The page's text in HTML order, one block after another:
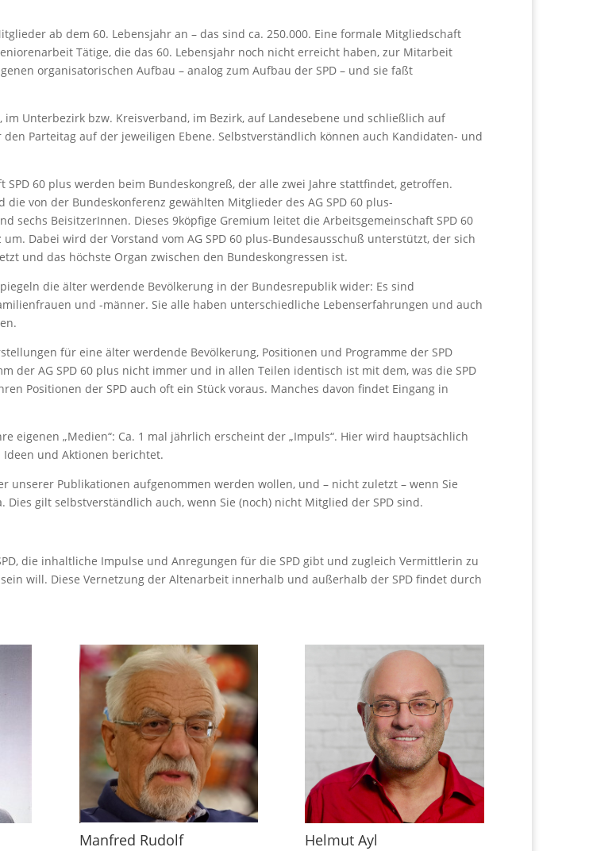
ab dem 60. Lebensjahr an – das sind ca. 250.000. Eine formale Mitgliedschaft
Tätige, die das 60. Lebensjahr noch nicht erreicht haben, zur Mitarbeit
organisatorischen Aufbau – analog zum Aufbau der SPD – und sie faßt
Unterbezirk bzw. Kreisverband, im Bezirk, auf Landesebene und schließlich auf
Parteitag auf der jeweiligen Ebene. Selbstverständlich können auch Kandidaten- und
60 plus werden beim Bundeskongreß, der alle zwei Jahre stattfindet, getroffen.
von der Bundeskonferenz gewählten Mitglieder des AG SPD 60 plus-
sechs BeisitzerInnen. Dieses 9köpfige Gremium leitet die Arbeitsgemeinschaft SPD 60
Dabei wird der Vorstand vom AG SPD 60 plus-Bundesausschuß unterstützt, der sich
und das höchste Organ zwischen den Bundeskongressen ist.
die älter werdende Bevölkerung in der Bundesrepublik wider: Es sind
und -männer. Sie alle haben unterschiedliche Lebenserfahrungen und auch
für eine älter werdende Bevölkerung, Positionen und Programme der SPD
der AG SPD 60 plus nicht immer und in allen Teilen identisch ist mit dem, was die SPD
Positionen der SPD auch oft ein Stück voraus. Manches davon findet Eingang in
eigenen „Medien“: Ca. 1 mal jährlich erscheint der „Impuls“. Hier wird hauptsächlich
und Aktionen berichtet.
unserer Publikationen aufgenommen werden wollen, und – nicht zuletzt – wenn Sie
gilt selbstverständlich auch, wenn Sie (noch) nicht Mitglied der SPD sind.
die inhaltliche Impulse und Anregungen für die SPD gibt und zugleich Vermittlerin zu
will. Diese Vernetzung der Altenarbeit innerhalb und außerhalb der SPD findet durch
Manfred Rudolf Helmut Ayl